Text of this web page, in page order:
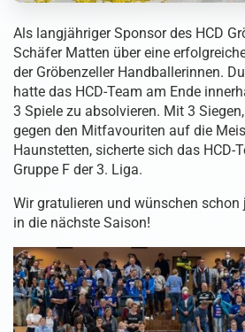
Als langjähriger Sponsor des HCD
Schäfer Matten über eine
der Gröbenzeller Handballerinnen.
hatte das HCD-Team am Ende
3 Spiele zu absolvieren. Mit 3
gegen den Mitfavouriten auf die
Haunstetten, sicherte sich das HCD-
Gruppe F der 3. Liga.
Wir gratulieren und wünschen
in die nächste Saison!